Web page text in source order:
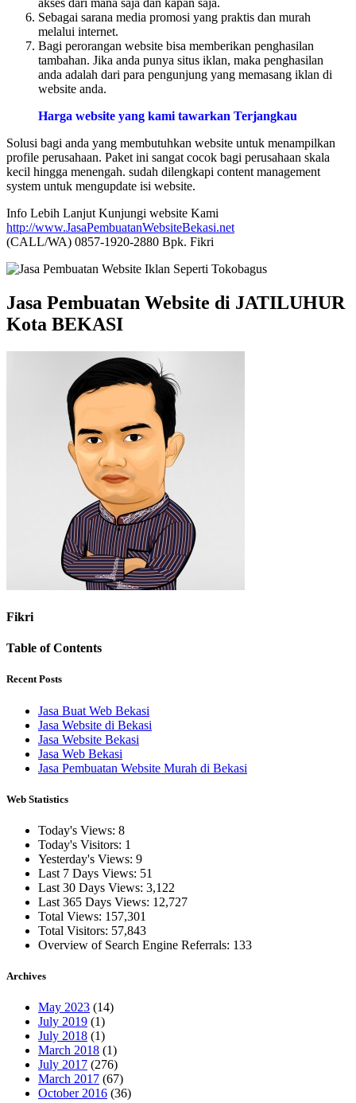
Sebagai sarana media promosi yang praktis dan murah
melalui internet.
Bagi perorangan website bisa memberikan penghasilan
tambahan. Jika anda punya situs iklan, maka penghasilan
anda adalah dari para pengunjung yang memasang iklan di
website anda.
Harga website yang kami tawarkan Terjangkau
Solusi bagi anda yang membutuhkan website untuk menampilkan
profile perusahaan. Paket ini sangat cocok bagi perusahaan skala
kecil hingga menengah. sudah dilengkapi content management
system untuk mengupdate isi website.
Info Lebih Lanjut Kunjungi website Kami
http://www.JasaPembuatanWebsiteBekasi.net
(CALL/WA) 0857-1920-2880 Bpk. Fikri
Jasa Pembuatan Website di JATILUHUR
Kota BEKASI
Fikri
Table of Contents
Recent Posts
Jasa Buat Web Bekasi
Jasa Website di Bekasi
Jasa Website Bekasi
Jasa Web Bekasi
Jasa Pembuatan Website Murah di Bekasi
Web Statistics
Today's Views: 8
Today's Visitors: 1
Yesterday's Views: 9
Last 7 Days Views: 51
Last 30 Days Views: 3,122
Last 365 Days Views: 12,727
Total Views: 157,301
Total Visitors: 57,843
Overview of Search Engine Referrals: 133
Archives
May 2023 (14)
July 2019 (1)
July 2018 (1)
March 2018 (1)
July 2017 (276)
March 2017 (67)
October 2016 (36)